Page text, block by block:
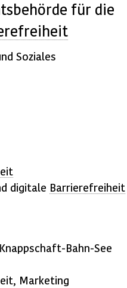
für die
Soziales
digitale Barrierefreiheit
Bahn-See
Marketing